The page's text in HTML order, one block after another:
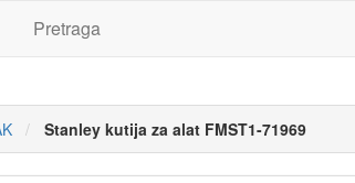
Pretraga
Stanley kutija za alat FMST1-71969